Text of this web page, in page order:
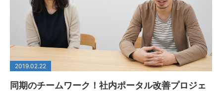
2019.02.22
同期のチームワーク！社内ポータル改善プロジェ